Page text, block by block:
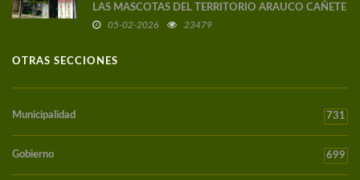
LAS MASCOTAS DEL TERRITORIO ARAUCO CAÑETE
05-02-2026 23479
OTRAS SECCIONES
Municipalidad 731
Gobierno 699